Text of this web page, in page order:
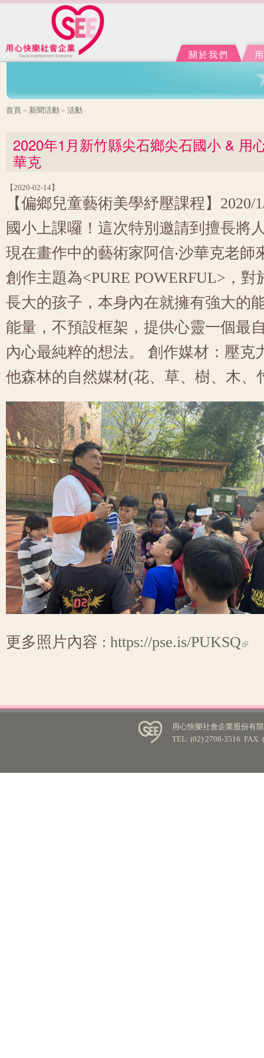
關於我們
您在這裡
首頁 » 新聞活動 » 活動
2020年1月新竹縣尖石鄉尖石國小 & 用
華克
【2020-02-14】
【偏鄉兒童藝術美學紓壓課程】
國小上課囉！這次特別邀請到擅長將
現在畫作中的藝術家阿信‧沙華克老師
創作主題為<PURE POWERFUL>，
長大的孩子，本身內在就擁有強大的
能量，不預設框架，提供心靈一個最
內心最純粹的想法。 創作媒材：壓克
他森林的自然媒材(花、草、樹、木
更多照片內容 : https://pse.is/PUKSQ
用心快樂社會企業股份有
TEL: (02) 2708-3516